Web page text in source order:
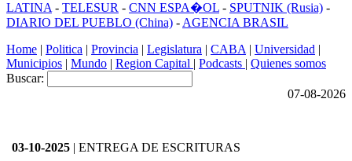
LATINA - TELESUR - CNN ESPA�OL - SPUTNIK (Rusia) -
DIARIO DEL PUEBLO (China) - AGENCIA BRASIL
Home | Politica | Provincia | Legislatura | CABA | Universidad |
Municipios | Mundo | Region Capital | Podcasts | Quienes somos
Buscar:
07-08-2026
03-10-2025 | ENTREGA DE ESCRITURAS